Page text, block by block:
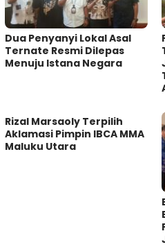
Dua Penyanyi Lokal Asal
Ternate Resmi Dilepas
Menuju Istana Negara
Rizal Marsaoly Terpilih
Aklamasi Pimpin IBCA MMA
Maluku Utara